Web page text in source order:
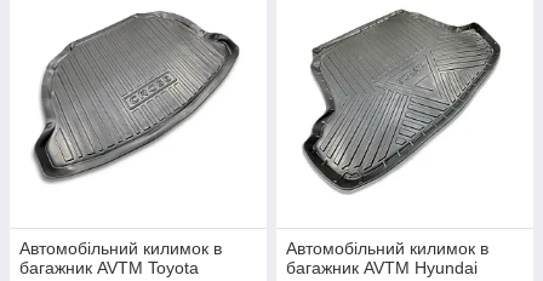
Автомобільний килимок в
багажник AVTM Toyota
Автомобільний килимок в
багажник AVTM Hyundai